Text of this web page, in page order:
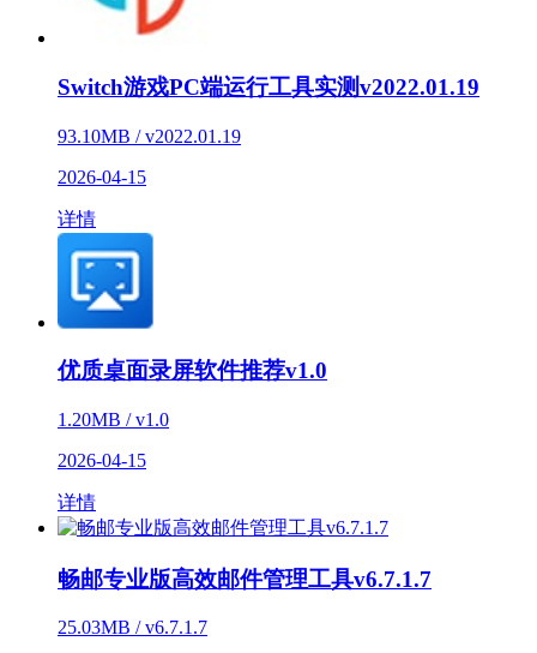
Switch游戏PC端运行工具实测v2022.01.19
93.10MB / v2022.01.19
2026-04-15
详情
优质桌面录屏软件推荐v1.0
1.20MB / v1.0
2026-04-15
详情
畅邮专业版高效邮件管理工具v6.7.1.7
25.03MB / v6.7.1.7